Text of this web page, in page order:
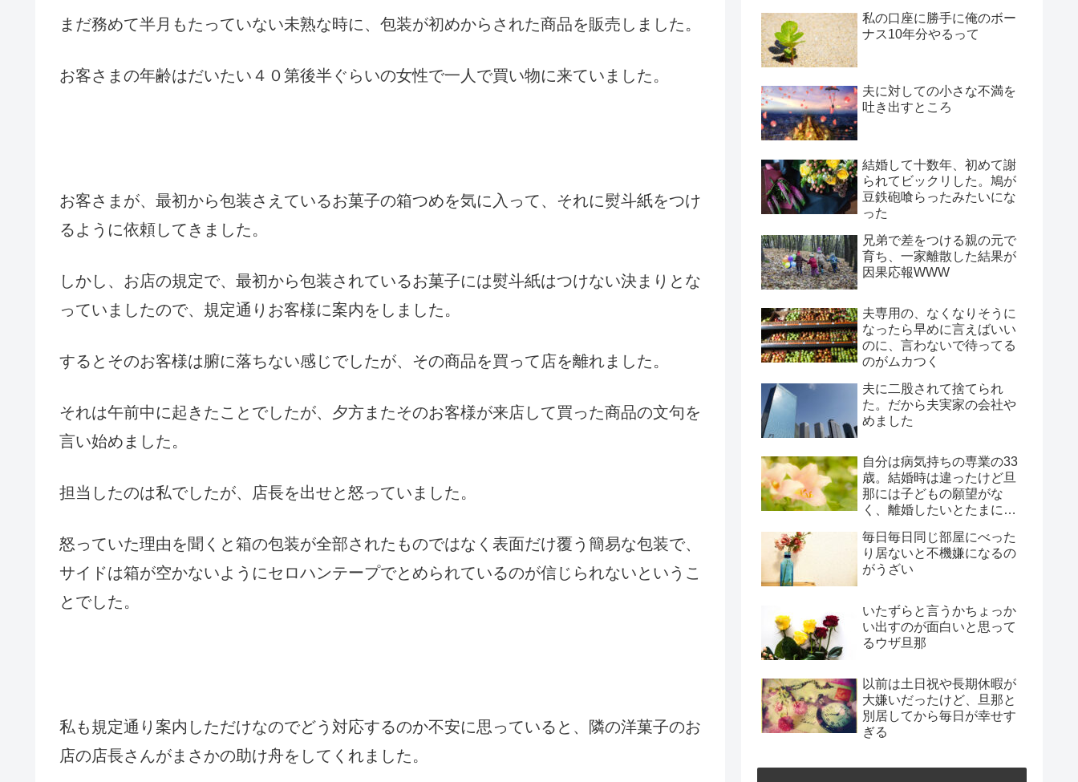
まだ務めて半月もたっていない未熟な時に、包装が初めからされた商品を販売しました。
お客さまの年齢はだいたい４０第後半ぐらいの女性で一人で買い物に来ていました。
お客さまが、最初から包装さえているお菓子の箱つめを気に入って、それに熨斗紙をつけ
るように依頼してきました。
しかし、お店の規定で、最初から包装されているお菓子には熨斗紙はつけない決まりとな
っていましたので、規定通りお客様に案内をしました。
するとそのお客様は腑に落ちない感じでしたが、その商品を買って店を離れました。
それは午前中に起きたことでしたが、夕方またそのお客様が来店して買った商品の文句を
言い始めました。
担当したのは私でしたが、店長を出せと怒っていました。
怒っていた理由を聞くと箱の包装が全部されたものではなく表面だけ覆う簡易な包装で、
サイドは箱が空かないようにセロハンテープでとめられているのが信じられないというこ
とでした。
私も規定通り案内しただけなのでどう対応するのか不安に思っていると、隣の洋菓子のお
店の店長さんがまさかの助け舟をしてくれました。
私の口座に勝手に俺のボー
ナス10年分やるって
夫に対しての小さな不満を
吐き出すところ
結婚して十数年、初めて謝
られてビックリした。鳩が
豆鉄砲喰らったみたいにな
った
兄弟で差をつける親の元で
育ち、一家離散した結果が
因果応報WWW
夫専用の、なくなりそうに
なったら早めに言えばいい
のに、言わないで待ってる
のがムカつく
夫に二股されて捨てられ
た。だから夫実家の会社や
めました
自分は病気持ちの専業の33
歳。結婚時は違ったけど旦
那には子どもの願望がな
く、離婚したいとたまに言
してる
毎日毎日同じ部屋にべった
り居ないと不機嫌になるの
がうざい
いたずらと言うかちょっか
い出すのが面白いと思って
るウザ旦那
以前は土日祝や長期休暇が
大嫌いだったけど、旦那と
別居してから毎日が幸せす
ぎる